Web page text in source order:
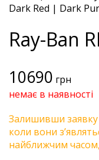
Ray-Ban
10690 грн
немає в наявності
Залишивши заявку
коли вони
найближчим